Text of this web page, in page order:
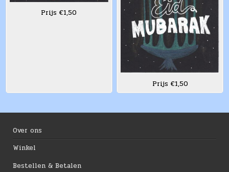
Prijs €1,50
Prijs €1,50
Over ons
Winkel
Bestellen & Betalen